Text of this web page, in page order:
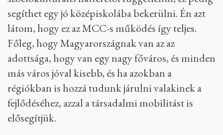
segíthet egy jó középiskolába bekerülni. Én azt
látom, hogy ez az MCC-s működés így teljes.
Főleg, hogy Magyarországnak van az az
adottsága, hogy van egy nagy főváros, és minden
más város jóval kisebb, és ha azokban a
régiókban is hozzá tudunk járulni valakinek a
fejlődéséhez, azzal a társadalmi mobilitást is
elősegítjük.